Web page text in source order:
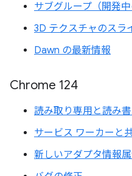
サブグループ（開発中
3D テクスチャのスラ
Dawn の最新情報
Chrome 124
読み取り専用と読み
サービス ワーカーと
新しいアダプタ情報